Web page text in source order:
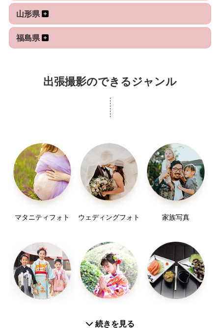
山形県
福島県
出張撮影のできるジャンル
マタニティフォト ウェディングフォト 家族写真
続きを見る